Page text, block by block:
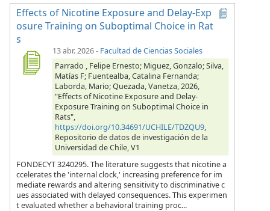
Effects of Nicotine Exposure and Delay-Exp
osure Training on Suboptimal Choice in Rat
s
13 abr. 2026- Facultad de Ciencias Sociales
Parrado , Felipe Ernesto; Miguez, Gonzalo; Silva,
Matías F; Fuentealba, Catalina Fernanda;
Laborda, Mario; Quezada, Vanetza, 2026,
"Effects of Nicotine Exposure and Delay-
Exposure Training on Suboptimal Choice in
Rats",
https://doi.org/10.34691/UCHILE/TDZQU9,
Repositorio de datos de investigación de la
Universidad de Chile, V1
FONDECYT 3240295. The literature suggests that nicotine a
ccelerates the 'internal clock,' increasing preference for im
mediate rewards and altering sensitivity to discriminative c
ues associated with delayed consequences. This experimen
t evaluated whether a behavioral training proc...